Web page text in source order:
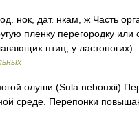
дат. нкам, ж Часть
пленку перегородку или
птиц, у ластоногих) …
олуши (Sula nebouxii)
среде. Перепонки